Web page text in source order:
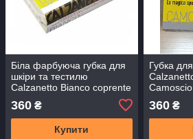
Біла фарбуюча губка для
шкіри та тестилю
Calzanetto Bianco coprente
360 ₴
Купити
Губка
Camoscio
360₴